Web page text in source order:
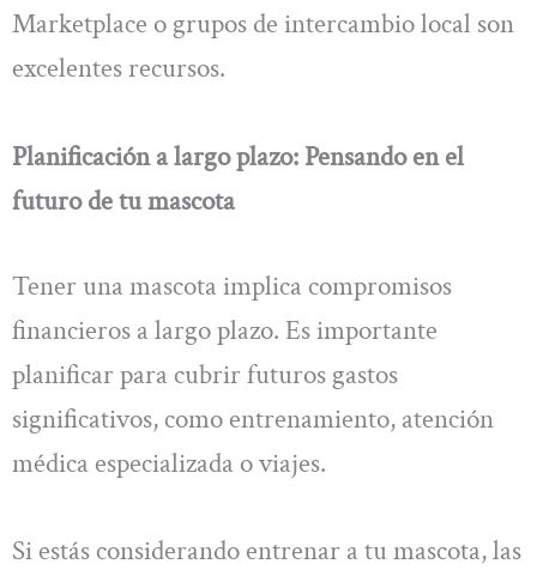
Marketplace o grupos de intercambio local son
excelentes recursos.
Planificación a largo plazo: Pensando en el
futuro de tu mascota
Tener una mascota implica compromisos
financieros a largo plazo. Es importante
planificar para cubrir futuros gastos
significativos, como entrenamiento, atención
médica especializada o viajes.
Si estás considerando entrenar a tu mascota, las